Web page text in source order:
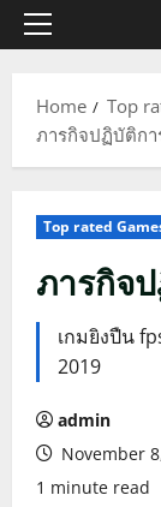
Primary
Home
Top
ภารกิจปฏิบัติกา
Top rated
ภารกิจ
เกมยิงปืน
2019
admin
November
1 minute read